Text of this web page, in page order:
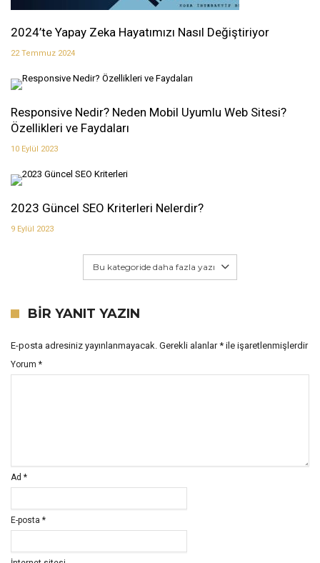
2024’te Yapay Zeka Hayatımızı Nasıl Değiştiriyor
22 Temmuz 2024
Responsive Nedir? Neden Mobil Uyumlu Web Sitesi?
Özellikleri ve Faydaları
10 Eylül 2023
2023 Güncel SEO Kriterleri Nelerdir?
9 Eylül 2023
Bu kategoride daha fazla yazı
BIR YANIT YAZIN
E-posta adresiniz yayınlanmayacak. Gerekli alanlar* ile işaretlenmişlerdir
Yorum *
Ad *
E-posta *